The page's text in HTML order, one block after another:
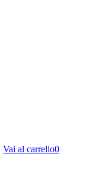
Vai al carrello0